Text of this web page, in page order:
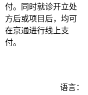
付。同时就诊开立处
方后或项目后，均可
在京通进行线上支
付。
语言：